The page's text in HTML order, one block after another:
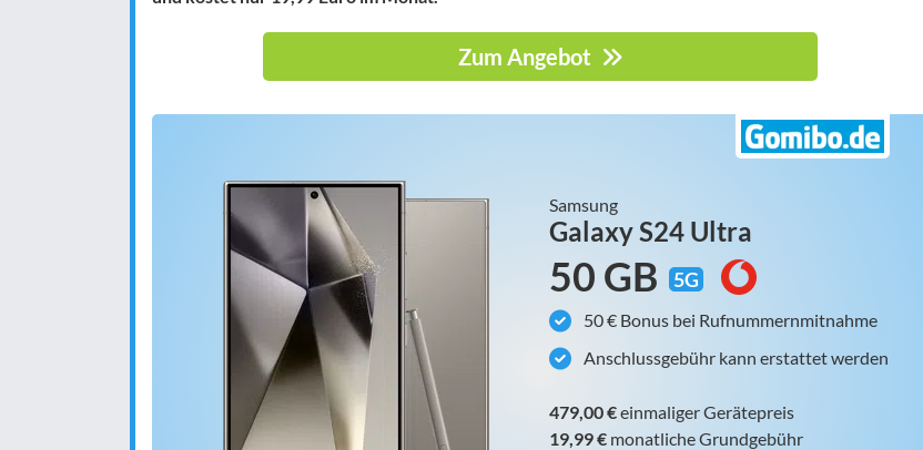
Zum Angebot
Samsung
Galaxy S24 Ultra
50 GB 5G
50 € Bonus bei Rufnummernmitnahme
Anschlussgebühr kann erstattet werden
479,00 €einmaliger Gerätepreis
19,99 € monatliche Grundgebühr